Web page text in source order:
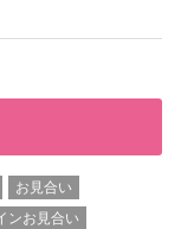
お見合い
ンお見合い